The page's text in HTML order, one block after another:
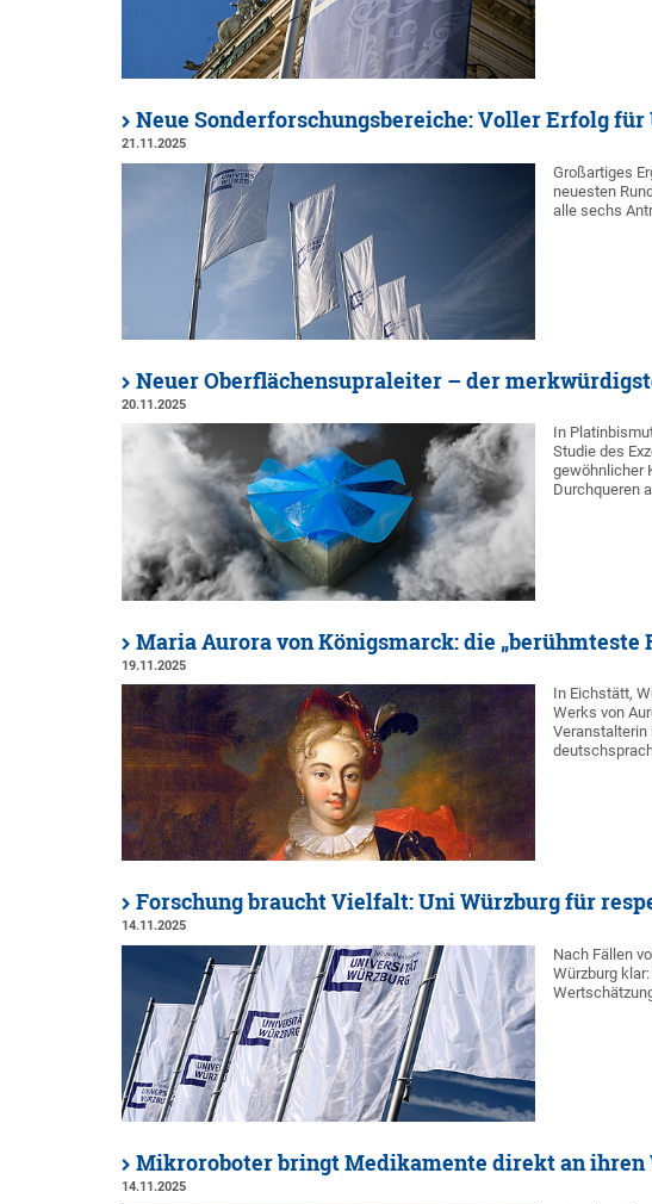
Neue Sonderforschungsbereiche: Voller Erfolg
21.11.2025
Großartiges
neuesten
alle sechs
Neuer Oberflächensupraleiter – der
20.11.2025
In
Studie des
gewöhnlicher
Durchqueren
Maria Aurora von Königsmarck: die „berühmteste
19.11.2025
In Eichstätt,
Werks von
Veranstalterin
Forschung braucht Vielfalt: Uni Würzburg für
14.11.2025
Nach Fällen
Würzburg
Mikroroboter bringt Medikamente direkt an
14.11.2025